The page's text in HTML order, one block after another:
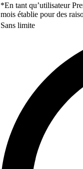
*En tant qu’utilisateur
mois établie pour des
Sans limite